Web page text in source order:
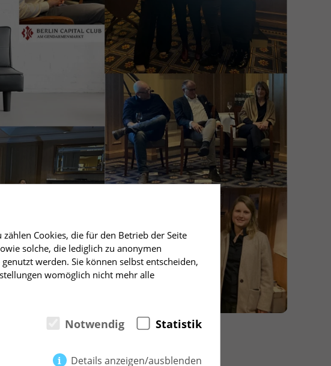
Cookies, die für den Betrieb der Seite
solche, die lediglich zu anonymen
werden. Sie können selbst entscheiden,
womöglich nicht mehr alle
Notwendig Statistik
Details anzeigen/ausblenden